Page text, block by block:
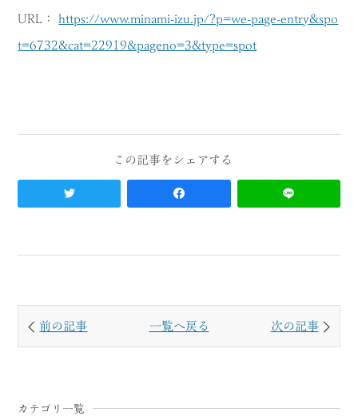
URL：https://www.minami-izu.jp/?p=we-page-entry&spo
t=6732&cat=22919&pageno=3&type=spot
前の記事 一覧へ戻る 次の記事
カテゴリ一覧